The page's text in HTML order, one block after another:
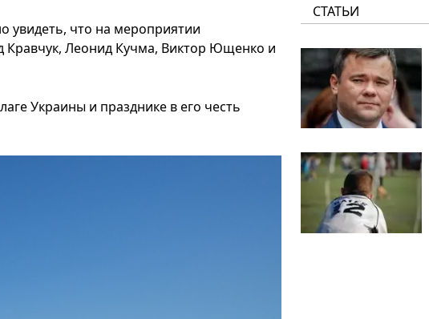
увидеть, что на мероприятии
Кравчук, Леонид Кучма, Виктор Ющенко и
Украины и празднике в его честь
СТАТЬИ